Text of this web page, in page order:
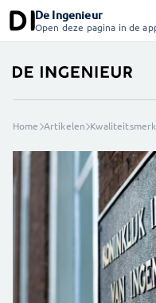
De Ingenieur
Open deze pagina in de
Home Artikelen